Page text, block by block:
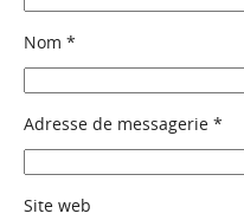
Nom *
Adresse de messagerie *
Site web